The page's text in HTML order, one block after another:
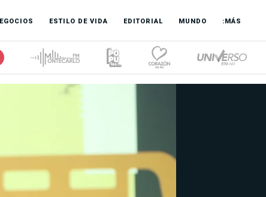
ESTILO DE VIDA EDITORIAL MUNDO :MÁS